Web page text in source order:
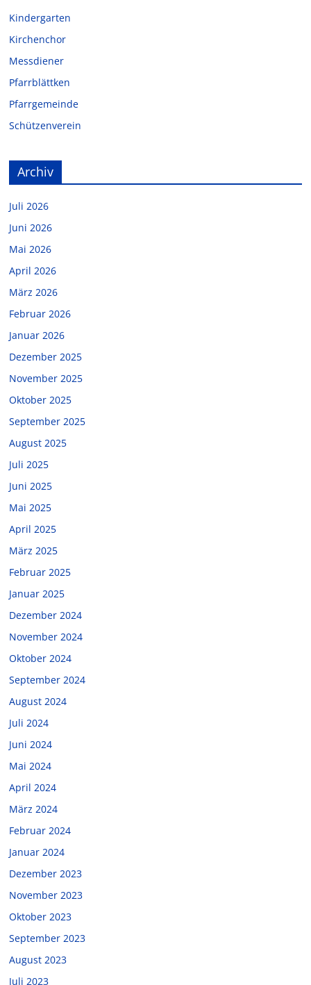
Kindergarten
Kirchenchor
Messdiener
Pfarrblättken
Pfarrgemeinde
Schützenverein
Archiv
Juli 2026
Juni 2026
Mai 2026
April 2026
März 2026
Februar 2026
Januar 2026
Dezember 2025
November 2025
Oktober 2025
September 2025
August 2025
Juli 2025
Juni 2025
Mai 2025
April 2025
März 2025
Februar 2025
Januar 2025
Dezember 2024
November 2024
Oktober 2024
September 2024
August 2024
Juli 2024
Juni 2024
Mai 2024
April 2024
März 2024
Februar 2024
Januar 2024
Dezember 2023
November 2023
Oktober 2023
September 2023
August 2023
Juli 2023